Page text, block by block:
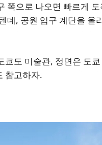
쪽으로 나오면 빠르게
데, 공원 입구 계단을 올
도 미술관, 정면은 도
참고하자.